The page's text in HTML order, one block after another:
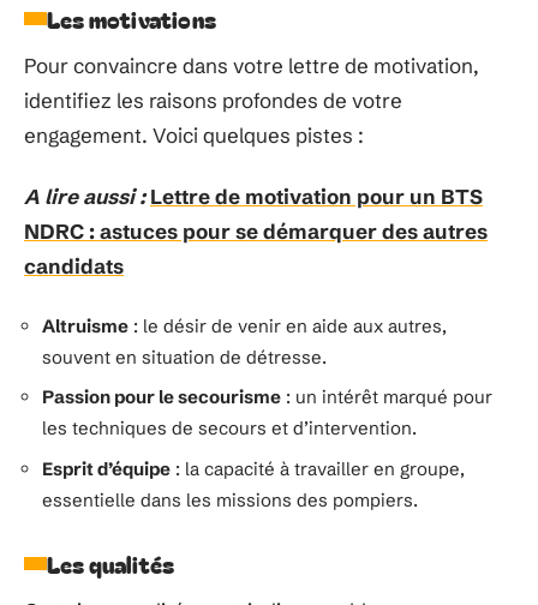
Les motivations
Pour convaincre dans votre lettre de motivation,
identifiez les raisons profondes de votre
engagement. Voici quelques pistes :
A lire aussi : Lettre de motivation pour un BTS
NDRC : astuces pour se démarquer des autres
candidats
Altruisme : le désir de venir en aide aux autres,
souvent en situation de détresse.
Passion pour le secourisme : un intérêt marqué pour
les techniques de secours et d’intervention.
Esprit d’équipe : la capacité à travailler en groupe,
essentielle dans les missions des pompiers.
Les qualités